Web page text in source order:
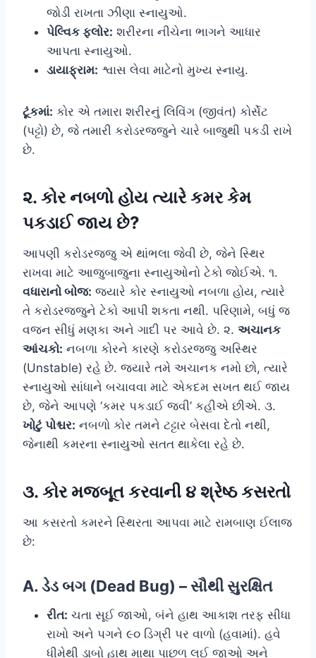
જોડી રાખતા ઝીણા સ્નાયુઓ.
પેલ્વિક ફ્લોર: શરીરના નીચેના ભાગને આધાર
આપતા સ્નાયુઓ.
ડાયાફ્રામ: શ્વાસ લેવા માટેનો મુખ્ય સ્નાયુ.
ટૂંકમાં: કોર એ તમારા શરીરનું લિવિંગ (જીવંત) કોર્સેટ
(પટ્ટો) છે, જે તમારી કરોડરજ્જુને ચારે બાજુથી પકડી રાખે
છે.
૨. કોર નબળો હોય ત્યારે કમર કેમ
પકડાઈ જાય છે?
આપણી કરોડરજ્જુ એ થાંભલા જેવી છે, જેને સ્થિર
રાખવા માટે આજુબાજુના સ્નાયુઓનો ટેકો જોઈએ. ૧.
વધારાનો બોજ: જ્યારે કોર સ્નાયુઓ નબળા હોય, ત્યારે
તે કરોડરજ્જુને ટેકો આપી શકતા નથી. પરિણામે, બધું જ
વજન સીધું મણકા અને ગાદી પર આવે છે. ૨. અચાનક
આંચકો: નબળા કોરને કારણે કરોડરજ્જુ અસ્થિર
(Unstable) રહે છે. જ્યારે તમે અચાનક નમો છો, ત્યારે
સ્નાયુઓ સાંધાને બચાવવા માટે એકદમ સખત થઈ જાય
છે, જેને આપણે ‘કમર પકડાઈ જવી’ કહીએ છીએ. ૩.
ખોટું પોશ્ચર: નબળો કોર તમને ટટ્ટાર બેસવા દેતો નથી,
જેનાથી કમરના સ્નાયુઓ સતત થાકેલા રહે છે.
૩. કોર મજબૂત કરવાની ૪ શ્રેષ્ઠ કસરતો
આ કસરતો કમરને સ્થિરતા આપવા માટે રામબાણ ઈલાજ
છે:
A. ડેડ બગ (Dead Bug) – સૌથી સુરક્ષિત
રીત: ચતા સૂઈ જાઓ, બંને હાથ આકાશ તરફ સીધા
રાખો અને પગને ૯૦ ડિગ્રી પર વાળો (હવામાં). હવે
ધીમેથી ડાબો હાથ માથા પાછળ લઈ જાઓ અને